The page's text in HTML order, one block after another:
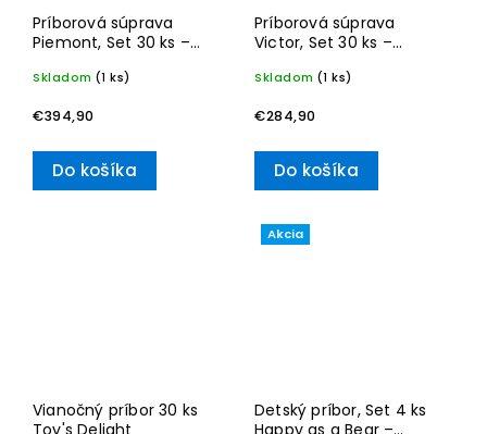
Príborová súprava
Piemont, Set 30 ks –
Skladom (1 ks)
€394,90
Do košíka
Príborová súprava
Victor, Set 30 ks –
Skladom (1 ks)
€284,90
Do košíka
Vianočný príbor 30 ks
Akcia
Detský príbor, Set 4 ks